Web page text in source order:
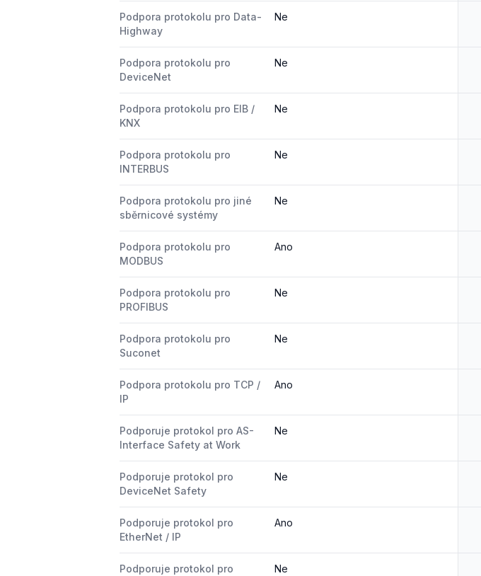
Podpora protokolu pro Data-
Highway
Ne
Podpora protokolu pro
DeviceNet
Ne
Podpora protokolu pro EIB /
KNX
Ne
Podpora protokolu pro
INTERBUS
Ne
Podpora protokolu pro jiné
sběrnicové systémy
Ne
Podpora protokolu pro
MODBUS
Ano
Podpora protokolu pro
PROFIBUS
Ne
Podpora protokolu pro
Suconet
Ne
Podpora protokolu pro TCP /
IP
Ano
Podporuje protokol pro AS-
Interface Safety at Work
Ne
Podporuje protokol pro
DeviceNet Safety
Ne
Podporuje protokol pro
EtherNet / IP
Ano
Podporuje protokol pro
Ne